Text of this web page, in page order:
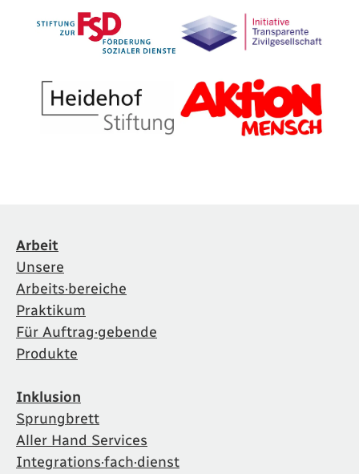
Arbeit
Unsere
Arbeits·bereiche
Praktikum
Für Auftrag·gebende
Produkte
Inklusion
Sprungbrett
Aller Hand Services
Integrations·fach·dienst